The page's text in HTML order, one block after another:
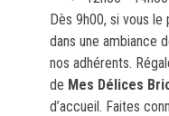
Dès 9h00, si vous
dans une ambiance
nos adhérents.
de Mes Délices
d’accueil. Faites